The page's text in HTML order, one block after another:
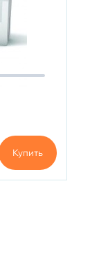
Купить